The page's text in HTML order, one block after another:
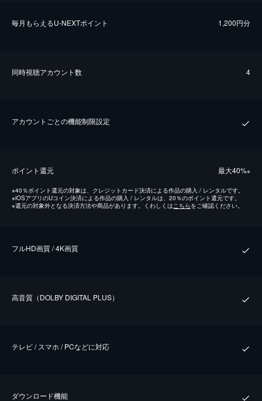
毎⽉もらえるU-NEXTポイント 1,200円分
同時視聴アカウント数 4
アカウントごとの機能制限設定
ポイント還元 最⼤40%※
※40％ポイント還元の対象は、クレジットカード決済による作品の購入 / レンタルです。
※iOSアプリのUコイン決済による作品の購入 / レンタルは、20％のポイント還元です。
※還元の対象外となる決済方法や商品があります。くわしくは こちらをご確認ください。
フルHD画質 / 4K画質
⾼⾳質（DOLBY DIGITAL PLUS）
テレビ / スマホ / PCなどに対応
ダウンロード機能